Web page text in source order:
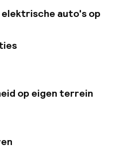
auto's op
op eigen terrein